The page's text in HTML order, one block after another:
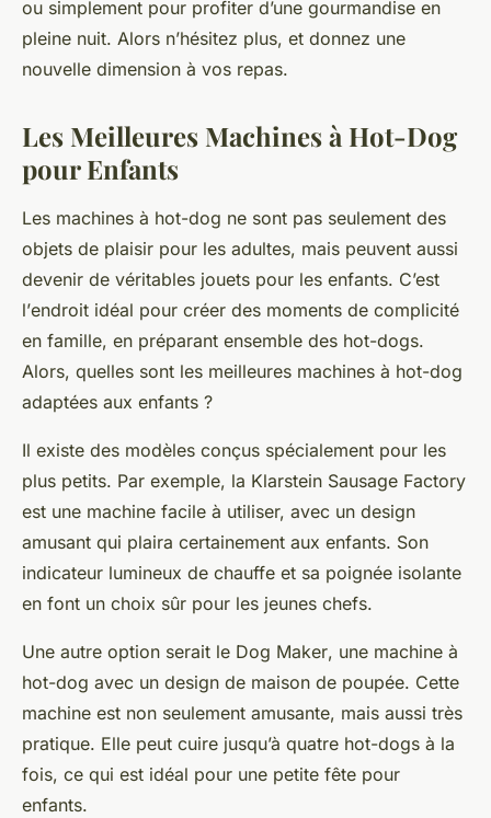
ou simplement pour profiter d’une gourmandise en
pleine nuit. Alors n’hésitez plus, et donnez une
nouvelle dimension à vos repas.
Les Meilleures Machines à Hot-Dog
pour Enfants
Les machines à hot-dog ne sont pas seulement des
objets de plaisir pour les adultes, mais peuvent aussi
devenir de véritables jouets pour les enfants. C’est
l’endroit idéal pour créer des moments de complicité
en famille, en préparant ensemble des hot-dogs.
Alors, quelles sont les meilleures machines à hot-dog
adaptées aux enfants ?
Il existe des modèles conçus spécialement pour les
plus petits. Par exemple, la Klarstein Sausage Factory
est une machine facile à utiliser, avec un design
amusant qui plaira certainement aux enfants. Son
indicateur lumineux de chauffe et sa poignée isolante
en font un choix sûr pour les jeunes chefs.
Une autre option serait le Dog Maker, une machine à
hot-dog avec un design de maison de poupée. Cette
machine est non seulement amusante, mais aussi très
pratique. Elle peut cuire jusqu’à quatre hot-dogs à la
fois, ce qui est idéal pour une petite fête pour
enfants.